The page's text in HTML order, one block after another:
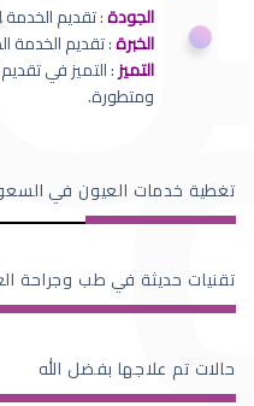
الجودة: تقديم الخدمة
الخبرة: تقديم الخدمة
التميز: التميز في
ومتطورة.
تغطية خدمات العيون في
تقنيات حديثة في طب وجراحة
حالات تم علاجها بفضل الله